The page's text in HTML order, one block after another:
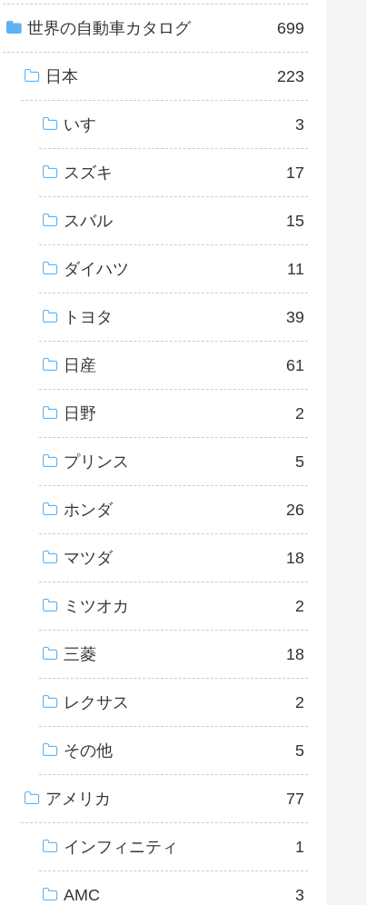
世界の自動車カタログ 699
日本 223
いすゞ 3
スズキ 17
スバル 15
ダイハツ 11
トヨタ 39
日産 61
日野 2
プリンス 5
ホンダ 26
マツダ 18
ミツオカ 2
三菱 18
レクサス 2
その他 5
アメリカ 77
インフィニティ 1
AMC 3